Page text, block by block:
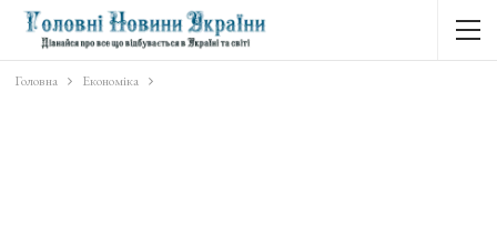
Головна Економіка